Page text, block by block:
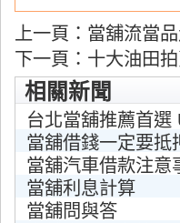
上一頁： 當舖流當
下一頁： 十大油田
相關新聞
台北當舖推薦首選
當舖借錢一定要抵
當舖汽車借款注意
當舖利息計算
當舖問與答